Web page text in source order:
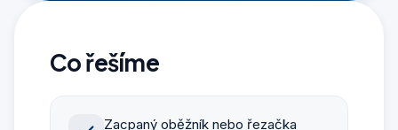
Co řešíme
Zacpaný oběžník nebo řezačka